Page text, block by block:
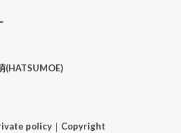
(HATSUMOE)
policy｜ Copyright